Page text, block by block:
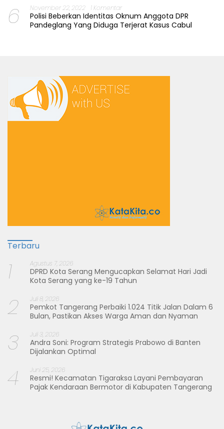
6 November 22, 2022 1 Komentar
Polisi Beberkan Identitas Oknum Anggota DPR
Pandeglang Yang Diduga Terjerat Kasus Cabul
Terbaru
1 Agustus 7, 2026
DPRD Kota Serang Mengucapkan Selamat Hari Jadi
Kota Serang yang ke-19 Tahun
2 Juli 8, 2026
Pemkot Tangerang Perbaiki 1.024 Titik Jalan Dalam 6
Bulan, Pastikan Akses Warga Aman dan Nyaman
3 Juli 3, 2026
Andra Soni: Program Strategis Prabowo di Banten
Dijalankan Optimal
4 Juni 25, 2026
Resmi! Kecamatan Tigaraksa Layani Pembayaran
Pajak Kendaraan Bermotor di Kabupaten Tangerang